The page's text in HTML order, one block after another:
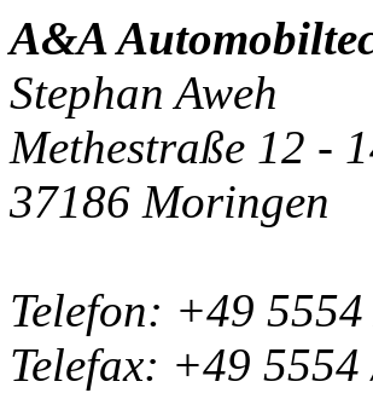
A&A
Stephan Aweh
Methestraße 12 -
37186 Moringen
Telefon: +49
Telefax: +49